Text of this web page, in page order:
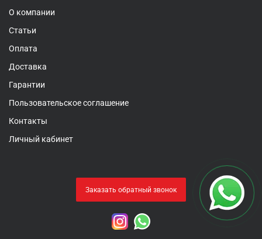
О компании
Статьи
Оплата
Доставка
Гарантии
Пользовательское соглашение
Контакты
Личный кабинет
Заказать обратный звонок